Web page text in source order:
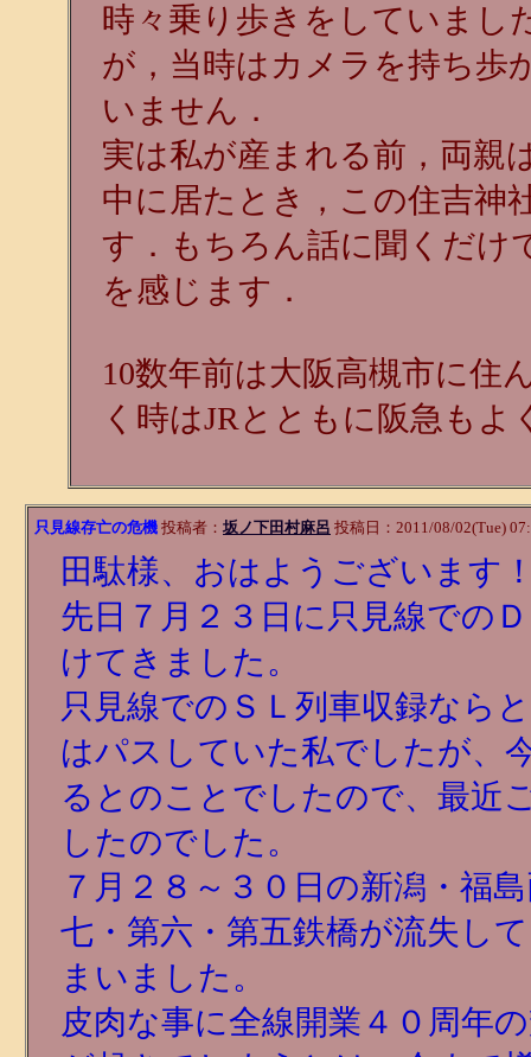
時々乗り歩きをしていまし
が，当時はカメラを持ち歩
いません．
実は私が産まれる前，両親
中に居たとき，この住吉神
す．もちろん話に聞くだけ
を感じます．
10数年前は大阪高槻市に住
く時はJRとともに阪急もよ
只見線存亡の危機 投稿者： 坂ノ下田村麻呂 投稿日：2011/08/02(Tue)
田駄様、おはようございます
先日７月２３日に只見線での
けてきました。
只見線でのＳＬ列車収録なら
はパスしていた私でしたが、
るとのことでしたので、最近
したのでした。
７月２８～３０日の新潟・福
七・第六・第五鉄橋が流失し
まいました。
皮肉な事に全線開業４０周年